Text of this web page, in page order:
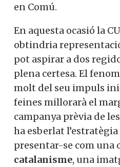
en Comú.
En aquesta ocasió la
obtindria
pot aspirar a dos
plena certesa. El
molt del seu impuls
feines millorarà el
campanya prèvia de
ha esberlat
presentar-se com una
catalanisme, una